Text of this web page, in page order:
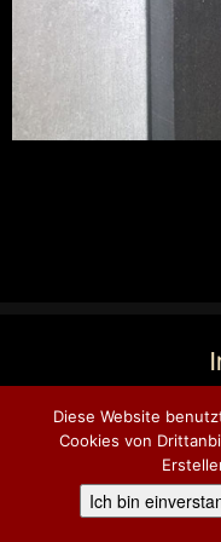
Diese Website
Cookies von
Ich bin